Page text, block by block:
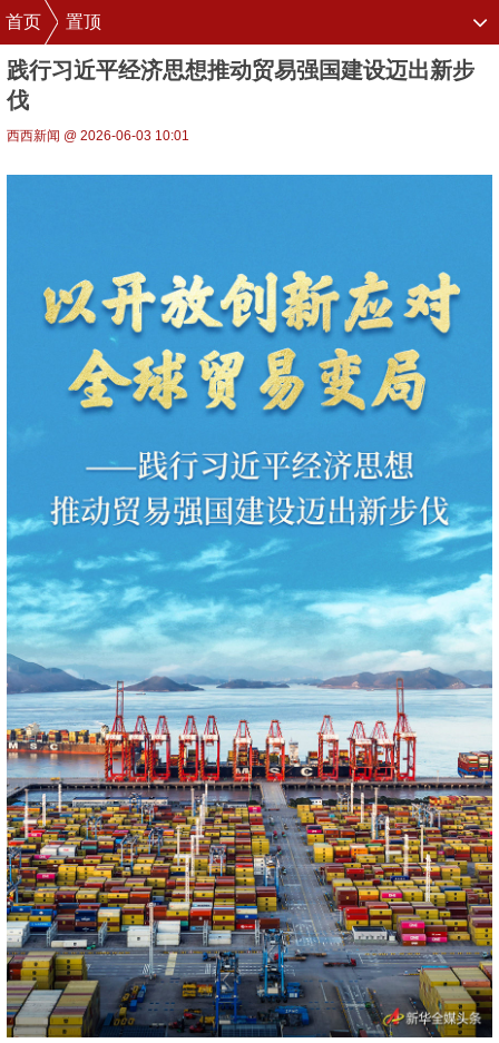
首页 置顶
践行习近平经济思想推动贸易强国建设迈出新步
伐
西西新闻 @ 2026-06-03 10:01